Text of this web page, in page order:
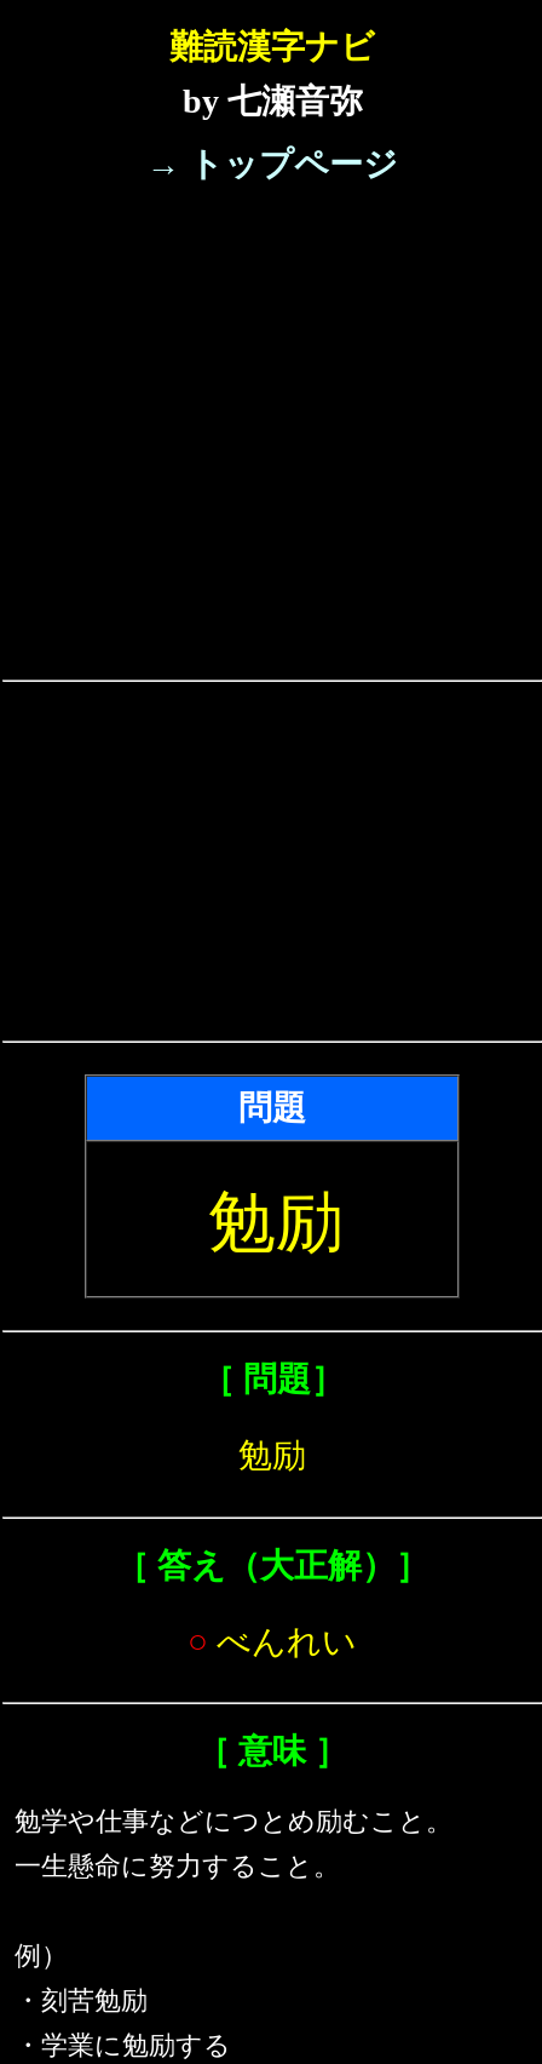
難読漢字ナビ
by 七瀬音弥
→ トップページ
問題
勉励
［ 問題］
勉励
［ 答え（大正解）］
○ べんれい
［ 意味 ］
勉学や仕事などにつとめ励むこと。
一生懸命に努力すること。
例）
・刻苦勉励
・学業に勉励する